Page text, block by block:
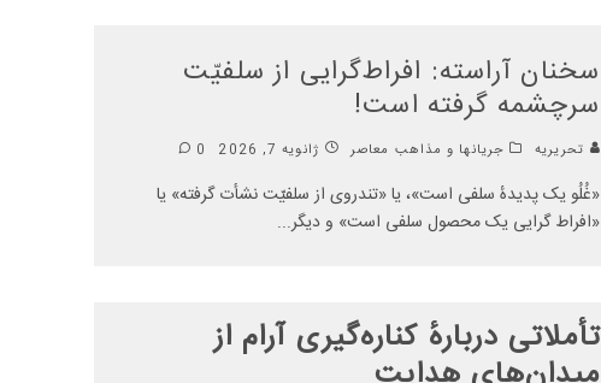
سخنان آراسته: افراط‌گرایی از سلفیّت
سرچشمه گرفته است!
تحریریه جریانها و مذاهب معاصر ژانویه 7, 2026 0
«غُلُو یک پدیدهٔ سلفی است»، یا «تندروی از سلفیّت نشأت گرفته» یا
«افراط گرایی یک محصول سلفی است» و دیگر...
تأملاتی دربارهٔ کناره‌گیری آرام از